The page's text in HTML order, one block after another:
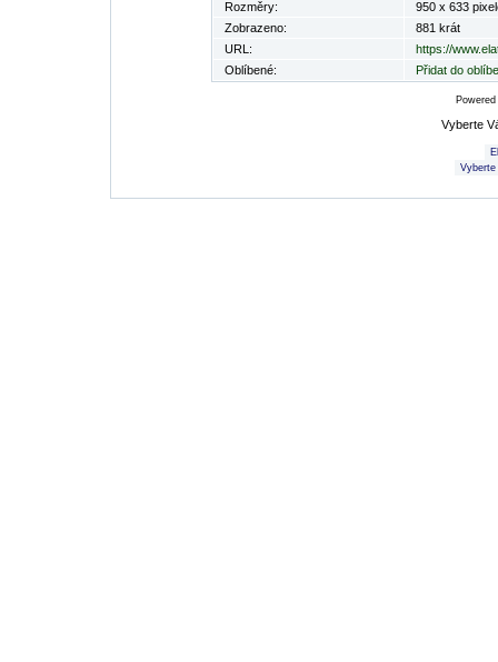
Rozměry:
950 x 633
Zobrazeno:
881 krát
URL:
https://
Oblíbené:
Přidat do
Vyberte